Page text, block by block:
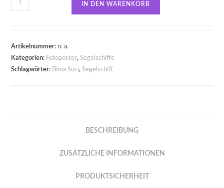
IN DEN WARENKORB
Artikelnummer: n. a.
Kategorien: Fotoposter,Segelschiffe
Schlagwörter: Bima Suci,Segelschiff
BESCHREIBUNG
ZUSÄTZLICHE INFORMATIONEN
PRODUKTSICHERHEIT